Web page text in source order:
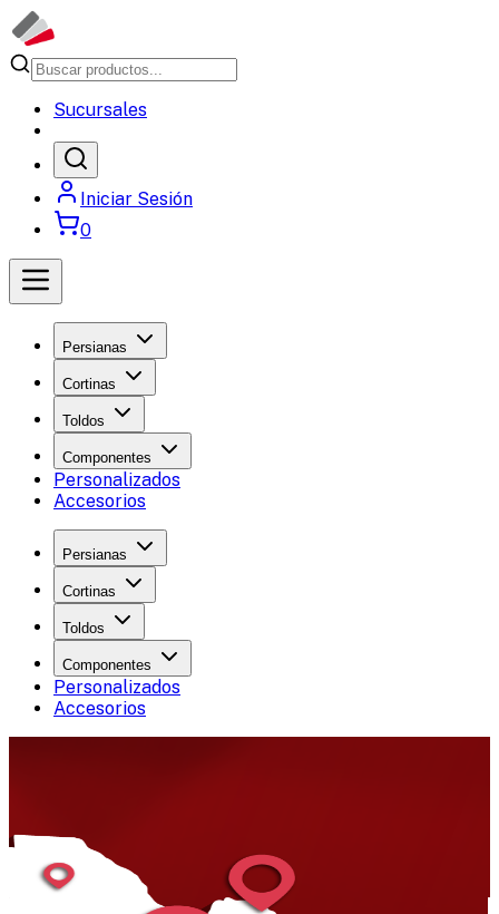
Sucursales
Iniciar Sesión
0
Persianas
Cortinas
Toldos
Componentes
Personalizados
Accesorios
Persianas
Cortinas
Toldos
Componentes
Personalizados
Accesorios